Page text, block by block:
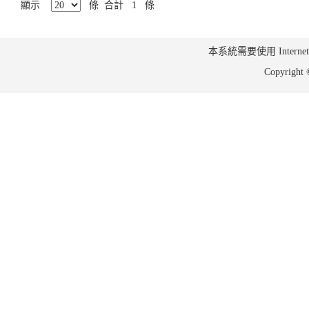
顯示 條 合計 1 條
本系統需要使用
Copyright